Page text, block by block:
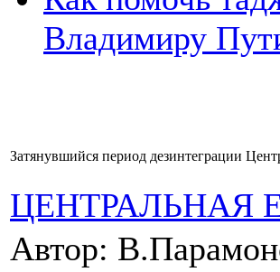
Владимиру
Затянувшийся период дезинтеграции
ЦЕНТРАЛЬНАЯ
Автор: